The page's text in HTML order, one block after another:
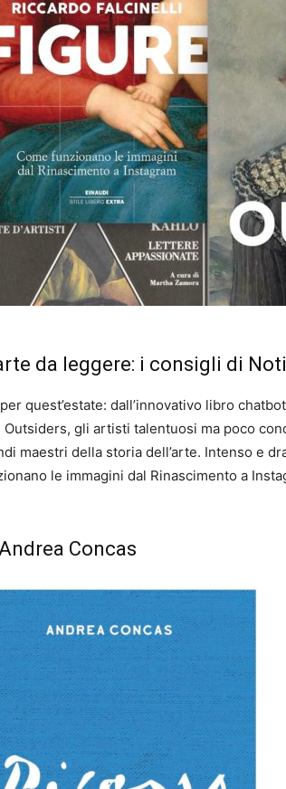
da leggere: i consigli di
quest’estate: dall’innovativo libro
gli artisti talentuosi ma poco
maestri della storia dell’arte. Intenso e
le immagini dal Rinascimento a
Concas